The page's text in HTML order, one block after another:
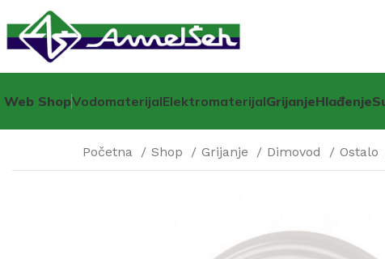
Web ShopVodomaterijalElektromaterijalGrijanjeHlađenje
Početna Shop Grijanje Dimovod Ostalo